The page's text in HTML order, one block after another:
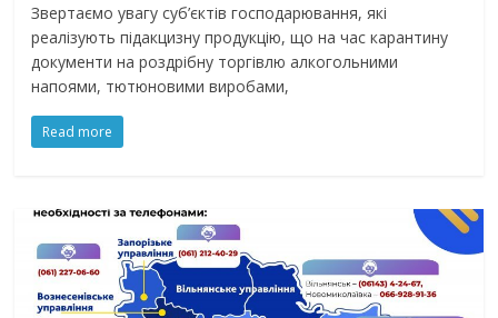
Звертаємо увагу суб’єктів господарювання, які
реалізують підакцизну продукцію, що на час карантину
документи на роздрібну торгівлю алкогольними
напоями, тютюновими виробами,
Read more